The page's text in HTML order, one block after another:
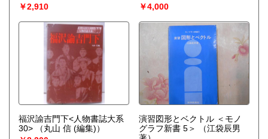
￥2,910
￥4,000
福沢諭吉門下<人物書誌大系
30>
（丸山 信 (編集)）
演習図形とベクトル ＜モノ
グラフ新書 5＞
（江袋辰男